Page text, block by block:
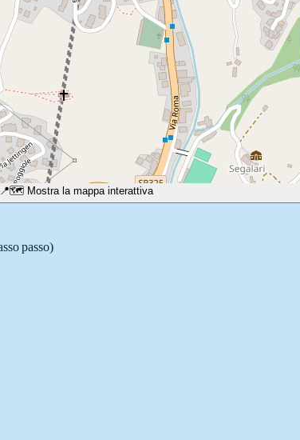
📍🗺️ Mostra la mappa interattiva
passo)